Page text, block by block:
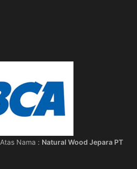
Atas Nama : Natural Wood Jepara PT